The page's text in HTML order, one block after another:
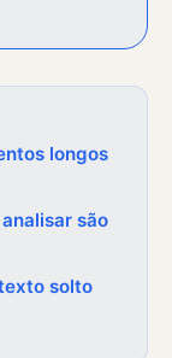
longos
são
solto